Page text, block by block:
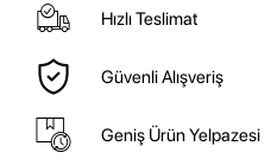
Hızlı Teslimat
Güvenli Alışveriş
Geniş Ürün Yelpazesi